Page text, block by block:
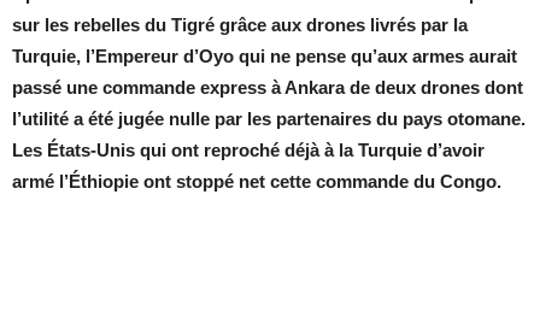
sur les rebelles du Tigré grâce aux drones livrés par la
Turquie, l’Empereur d’Oyo qui ne pense qu’aux armes aurait
passé une commande express à Ankara de deux drones dont
l’utilité a été jugée nulle par les partenaires du pays otomane.
Les États-Unis qui ont reproché déjà à la Turquie d’avoir
armé l’Éthiopie ont stoppé net cette commande du Congo.